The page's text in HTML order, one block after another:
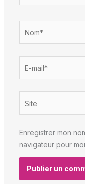
mail*
Enregistrer mon
navigateur pour